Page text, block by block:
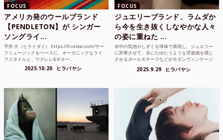
FOCUS
アメリカ発のウールブランド
【PENDLETON】が シンガー
ソングライ...
平井 大（ヒライダイ） https://hiraidai.com/サー
フミュージックをベースに、オーガニックなライ
フスタイルと、ウクレレ&ギター...
2025.10.20 ヒラバヤシ
FOCUS
ジュエリーブランド、ラムダか
ら今を生き抜くしなやかな人々
の姿に重ねた ...
水中の気泡やしずくを球体で表現し、ジュエリー
に昇華させて、水にたゆたうような浮遊感を感じ
させるボールモチーフなどがモダンヴィンテージ
2025.9.29 ヒラバヤシ